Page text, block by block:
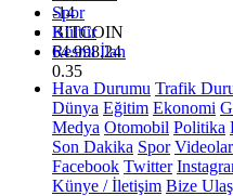
-14
BITCOIN
64.998,24
0.35
Spor
Kültür
Resmi İlan
Hava Durumu Trafik
Dünya Eğitim Ekonomi
Medya Otomobil Politika
Son Dakika Spor Videolar
Facebook Twitter
Künye / İletişim Bize